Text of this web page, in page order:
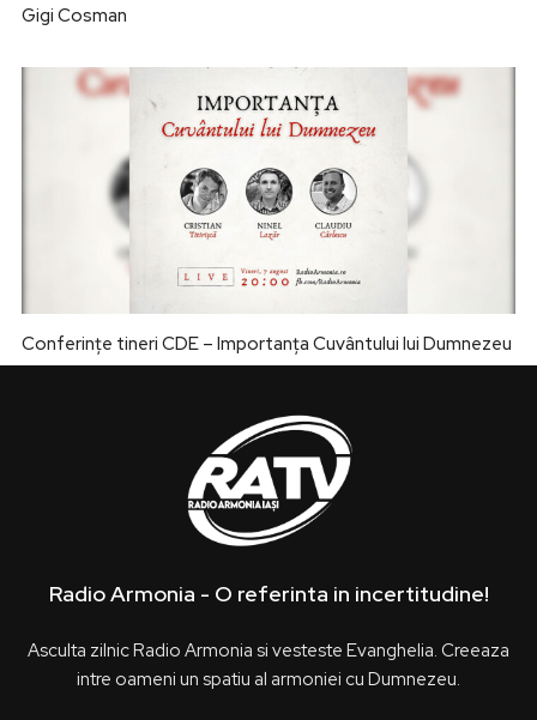
Gigi Cosman
Conferințe tineri CDE – Importanța Cuvântului lui Dumnezeu
Radio Armonia - O referinta in incertitudine!
Asculta zilnic Radio Armonia si vesteste Evanghelia. Creeaza
intre oameni un spatiu al armoniei cu Dumnezeu.